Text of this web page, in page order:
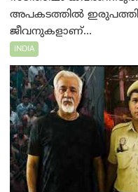
അപകടത്തിൽ
ജീവനുകളാണ്...
INDIA